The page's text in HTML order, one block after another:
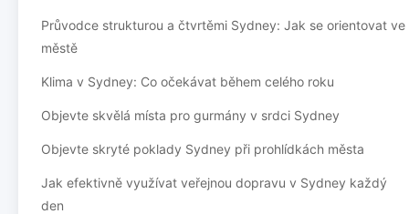
Průvodce strukturou a čtvrtěmi Sydney: Jak se orientovat ve
městě
Klima v Sydney: Co očekávat během celého roku
Objevte skvělá místa pro gurmány v srdci Sydney
Objevte skryté poklady Sydney při prohlídkách města
Jak efektivně využívat veřejnou dopravu v Sydney každý
den